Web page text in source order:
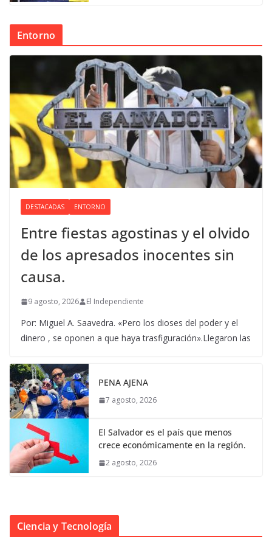
Entorno
DESTACADAS ENTORNO
Entre fiestas agostinas y el olvido
de los apresados inocentes sin
causa.
9 agosto, 2026 El Independiente
Por: Miguel A. Saavedra. «Pero los dioses del poder y el
dinero , se oponen a que haya trasfiguración».Llegaron las
PENA AJENA
7 agosto, 2026
El Salvador es el país que menos
crece económicamente en la región.
2 agosto, 2026
Ciencia y Tecnología